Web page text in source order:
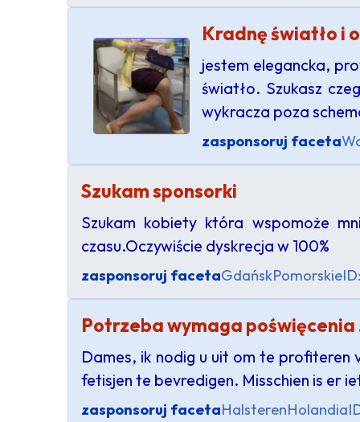
Kradnę światło i
jestem elegancka,
światło. Szukasz
wykracza poza
zasponsoruj faceta
Szukam sponsorki
Szukam kobiety która wspomoże
czasu.Oczywiście dyskrecja w 100%
zasponsoruj facetaGdańskPomorskie
Potrzeba wymaga poświęcenia
Dames, ik nodig u uit om te profiteren
fetisjen te bevredigen. Misschien is er
zasponsoruj facetaHalsterenHolandia